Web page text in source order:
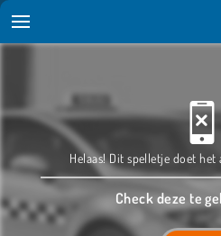
Helaas! Dit spelletje doet
Check deze te